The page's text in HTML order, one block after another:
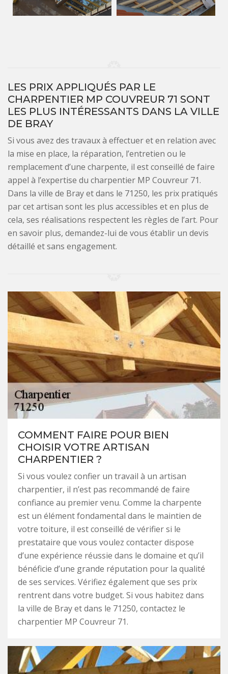
LES PRIX APPLIQUÉS PAR LE
CHARPENTIER MP COUVREUR 71 SONT
LES PLUS INTÉRESSANTS DANS LA VILLE
DE BRAY
Si vous avez des travaux à effectuer et en relation avec
la mise en place, la réparation, l’entretien ou le
remplacement d’une charpente, il est conseillé de faire
appel à l’expertise du charpentier MP Couvreur 71.
Dans la ville de Bray et dans le 71250, les prix pratiqués
par cet artisan sont les plus accessibles et en plus de
cela, ses réalisations respectent les règles de l’art. Pour
en savoir plus, demandez-lui de vous établir un devis
détaillé et sans engagement.
COMMENT FAIRE POUR BIEN
CHOISIR VOTRE ARTISAN
CHARPENTIER ?
Si vous voulez confier un travail à un artisan
charpentier, il n’est pas recommandé de faire
confiance au premier venu. Comme la charpente
est un élément fondamental dans le maintien de
votre toiture, il est conseillé de vérifier si le
prestataire que vous voulez contacter dispose
d’une expérience réussie dans le domaine et qu’il
bénéficie d’une grande réputation pour la qualité
de ses services. Vérifiez également que ses prix
rentrent dans votre budget. Si vous habitez dans
la ville de Bray et dans le 71250, contactez le
charpentier MP Couvreur 71.